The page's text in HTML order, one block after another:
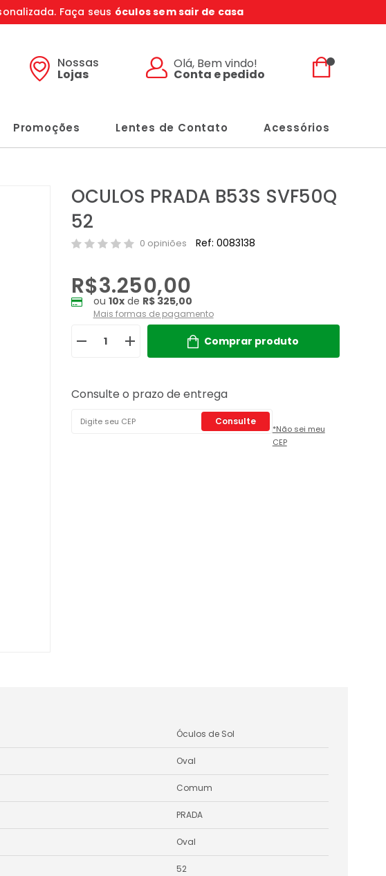
Faça seus óculos sem sair de casa
Nossas
Lojas
Olá, Bem vindo!
Conta e pedido
Promoções Lentes de Contato Acessórios
OCULOS PRADA B53S SVF50Q
52
0 opiniões Ref: 0083138
R$3.250,00
ou 10xde R$ 325,00
Mais formas de pagamento
Comprar produto
Consulte o prazo de entrega
Consulte
*Não sei meu
CEP
Óculos de Sol
Oval
Comum
PRADA
Oval
52